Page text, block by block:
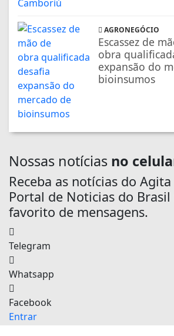
AGRONEGÓCIO
Escassez de
obra
expansão do
bioinsumos
Nossas notícias no
Receba as notícias do
Portal de Noticias do
favorito de mensagens.
Telegram
Whatsapp
Facebook
Entrar